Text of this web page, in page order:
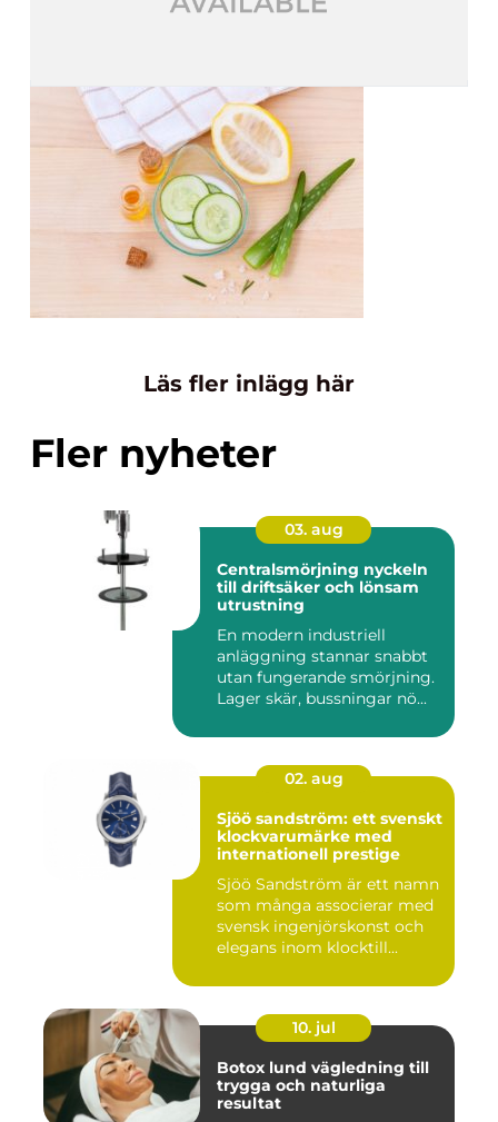
Läs fler inlägg här
Fler nyheter
03. aug
Centralsmörjning nyckeln
till driftsäker och lönsam
utrustning
En modern industriell
anläggning stannar snabbt
utan fungerande smörjning.
Lager skär, bussningar nö...
02. aug
Sjöö sandström: ett svenskt
klockvarumärke med
internationell prestige
Sjöö Sandström är ett namn
som många associerar med
svensk ingenjörskonst och
elegans inom klocktill...
10. jul
Botox lund vägledning till
trygga och naturliga
resultat